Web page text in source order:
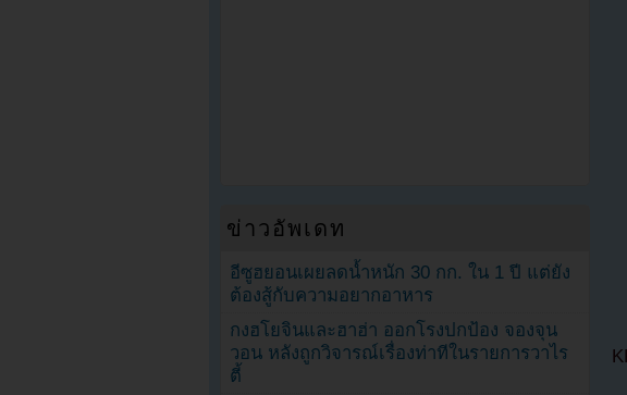
ข่าวอัพเดท
อีซูฮยอนเผยลดน้ำหนัก 30 กก. ใน 1 ปี แต่ยัง
ต้องสู้กับความอยากอาหาร
กงฮโยจินและฮาฮ่า ออกโรงปกป้อง จองจุน
วอน หลังถูกวิจารณ์เรื่องท่าทีในรายการวาไร
ตี้